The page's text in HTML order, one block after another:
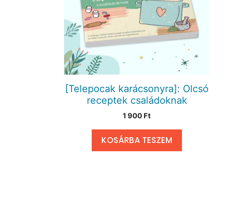
[Telepocak karácsonyra]: Olcsó
receptek családoknak
1 900 Ft
KOSÁRBA TESZEM